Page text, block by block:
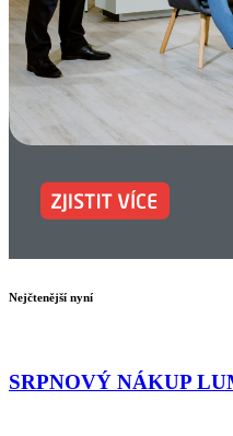
Nejčtenější nyní
SRPNOVÝ NÁKUP